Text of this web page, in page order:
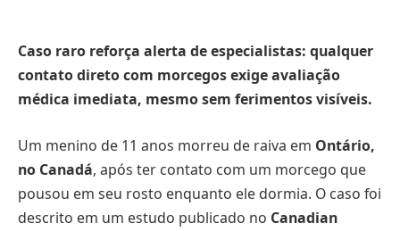
Caso raro reforça alerta de especialistas: qualquer
contato direto com morcegos exige avaliação
médica imediata, mesmo sem ferimentos visíveis.
Um menino de 11 anos morreu de raiva em Ontário,
no Canadá, após ter contato com um morcego que
pousou em seu rosto enquanto ele dormia. O caso foi
descrito em um estudo publicado no Canadian